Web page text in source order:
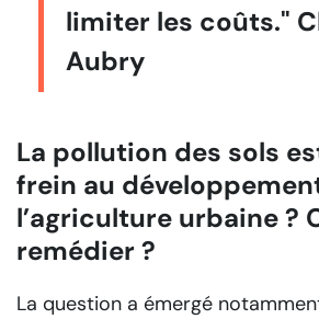
limiter les coûts."
Aubry
La pollution des sols
frein au
l’agriculture urbaine ?
remédier ?
La question a émergé